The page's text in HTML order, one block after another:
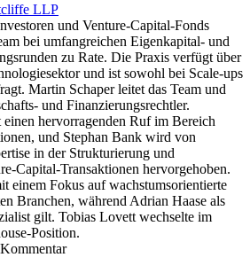
LLP
und Venture-Capital-Fonds
bei umfangreichen Eigenkapital- und
zu Rate. Die Praxis verfügt über
und ist sowohl bei Scale-ups
Martin Schaper leitet das Team und
und Finanzierungsrechtler.
hervorragenden Ruf im Bereich
und Stephan Bank wird von
in der Strukturierung und
Capital-Transaktionen hervorgehoben.
einem Fokus auf wachstumsorientierte
Branchen, während Adrian Haase als
gilt. Tobias Lovett wechselte im
Position.